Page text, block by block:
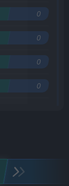
0
0
0
0